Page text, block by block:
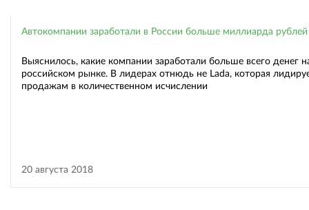
Автокомпании заработали в России больше миллиарда рублей
Выяснилось, какие компании заработали больше всего денег
российском рынке. В лидерах отнюдь не Lada, которая
продажам в количественном исчислении
20 августа 2018